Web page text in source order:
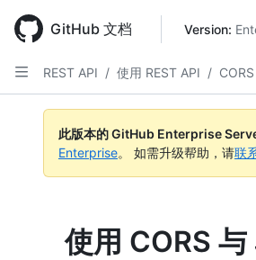
main
content
GitHub 文档 Version:
REST API / 使用 REST API /
此版本的 GitHub Enterprise
Enterprise。 如需升级帮助，请联
使用 CORS